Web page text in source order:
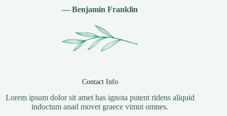
— Benjamin Franklin
Contact Info
Lorem ipsum dolor sit amet has ignota putent ridens aliquid
indoctum anad movet graece vimut omnes.